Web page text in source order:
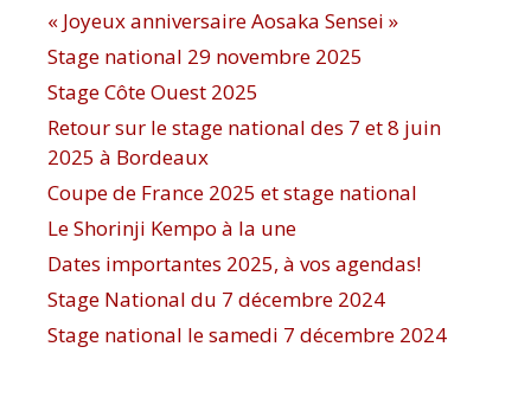
« Joyeux anniversaire Aosaka Sensei »
Stage national 29 novembre 2025
Stage Côte Ouest 2025
Retour sur le stage national des 7 et 8 juin
2025 à Bordeaux
Coupe de France 2025 et stage national
Le Shorinji Kempo à la une
Dates importantes 2025, à vos agendas!
Stage National du 7 décembre 2024
Stage national le samedi 7 décembre 2024